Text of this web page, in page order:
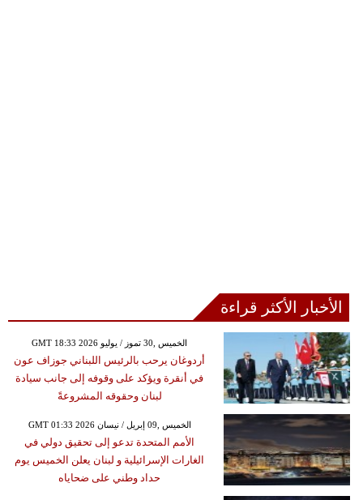
الأخبار الأكثر قراءة
GMT 18:33 2026 الخميس ,30 تموز / يوليو
أردوغان يرحب بالرئيس اللبناني جوزاف عون
في أنقرة ويؤكد على وقوفه إلى جانب سيادة
لبنان وحقوقه المشروعةً
GMT 01:33 2026 الخميس ,09 إبريل / نيسان
الأمم المتحدة تدعو إلى تحقيق دولي في
الغارات الإسرائيلية و لبنان يعلن الخميس يوم
حداد وطني على ضحاياه